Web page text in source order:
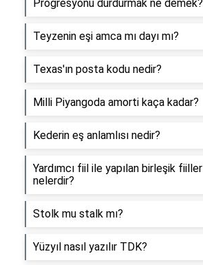
Progresyonu durdurmak ne demek?
Teyzenin eşi amca mı dayı mı?
Texas'ın posta kodu nedir?
Milli Piyangoda amorti kaça kadar?
Kederin eş anlamlısı nedir?
Yardımcı fiil ile yapılan birleşik fiiller
nelerdir?
Stolk mu stalk mı?
Yüzyıl nasıl yazılır TDK?